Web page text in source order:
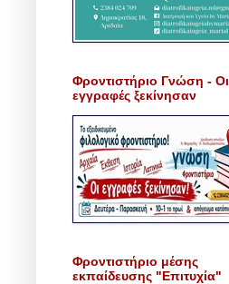
Φροντιστήριο Γνώση - Οι
εγγραφές ξεκίνησαν
Φροντιστήριο μέσης
εκπαίδευσης "Επιτυχία"